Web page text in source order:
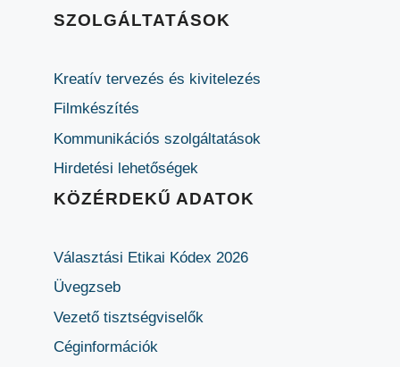
SZOLGÁLTATÁSOK
Kreatív tervezés és kivitelezés
Filmkészítés
Kommunikációs szolgáltatások
Hirdetési lehetőségek
KÖZÉRDEKŰ ADATOK
Választási Etikai Kódex 2026
Üvegzseb
Vezető tisztségviselők
Céginformációk